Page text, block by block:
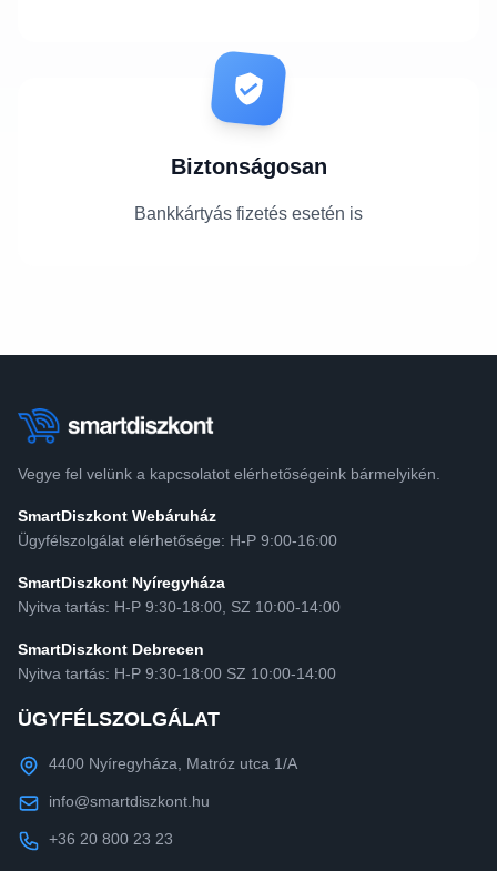
Biztonságosan
Bankkártyás fizetés esetén is
Vegye fel velünk a kapcsolatot elérhetőségeink bármelyikén.
SmartDiszkont Webáruház
Ügyfélszolgálat elérhetősége: H-P 9:00-16:00
SmartDiszkont Nyíregyháza
Nyitva tartás: H-P 9:30-18:00, SZ 10:00-14:00
SmartDiszkont Debrecen
Nyitva tartás: H-P 9:30-18:00 SZ 10:00-14:00
ÜGYFÉLSZOLGÁLAT
4400 Nyíregyháza, Matróz utca 1/A
info@smartdiszkont.hu
+36 20 800 23 23